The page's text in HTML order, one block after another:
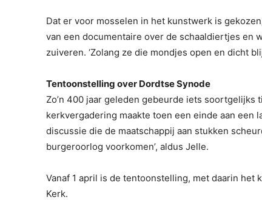
Dat er voor mosselen in het kunstwerk is
van een documentaire over de schaaldiertjes en
zuiveren. ‘Zolang ze die mondjes open en dicht
Tentoonstelling over Dordtse Synode
Zo’n 400 jaar geleden gebeurde iets soortgelijks
kerkvergadering maakte toen een einde aan een
discussie die de maatschappij aan stukken
burgeroorlog voorkomen’, aldus Jelle.
Vanaf 1 april is de tentoonstelling, met daarin het
Kerk.